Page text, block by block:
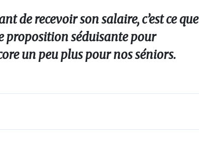
de recevoir son salaire, c’est ce que
proposition séduisante pour
un peu plus pour nos séniors.